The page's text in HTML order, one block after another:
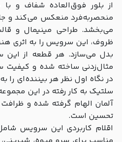
از بلور فوق‌العاده شفاف و با
منحصربه‌فرد منعکس می‌کند و
می‌بخشد. طراحی مینیمال و
ظروف، این سرویس را به اثری
بدل می‌سازد. هر قطعه از
مثال‌زدنی ساخته شده و کیفیت
در نگاه اول نظر هر بیننده‌ای
سلتیک به کار رفته در این
آلمان الهام گرفته شده و
تحسین است.
اقلام کاربردی این سرویس